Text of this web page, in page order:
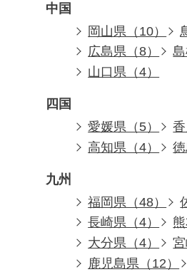
中国
岡山県（10）
広島県（8）
島
山口県（4）
四国
愛媛県（5）
香
高知県（4）
徳
九州
福岡県（48）
長崎県（4）
大分県（4）
宮
鹿児島県（12）